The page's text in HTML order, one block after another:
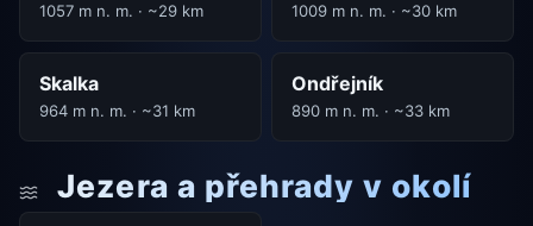
1057 m n. m. · ~29 km 1009 m n. m. · ~30 km
Skalka
964 m n. m. · ~31 km
Ondřejník
890 m n. m. · ~33 km
Jezera a přehrady v okolí